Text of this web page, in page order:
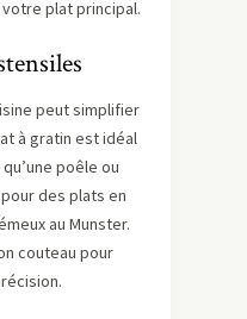
plat principal.
peut simplifier
à gratin est idéal
poêle ou
des plats en
au Munster.
couteau pour